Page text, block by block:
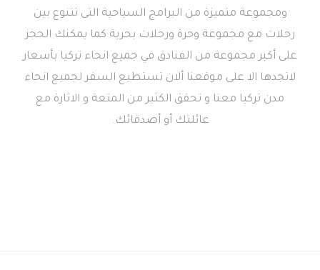
ومجموعة متميزة من البرامج السياحية التى تتنوع بين
رحلات مع مجموعة وحرة ورحلات بحرية كما يمكنك الحجز
على أكبر مجموعة من الفنادق في جميع انحاء تركيا بأسعار
لاتجدها الا على موقعنا ألان تستطيع السفر لجميع انحاء
مدن تركيا معنا و تحقق الكثير من المتعة و الاثارة مع
عائلتك أو أصدقائك.